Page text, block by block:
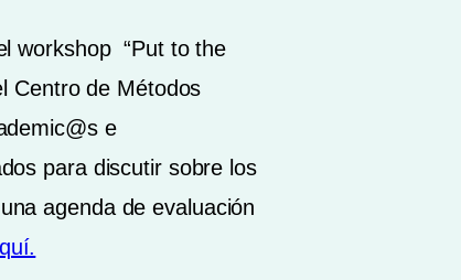
workshop “Put to the
Centro de Métodos
e
para discutir sobre los
agenda de evaluación